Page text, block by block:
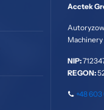
Acctek
Machinery
NIP:
REGON:
+48 603